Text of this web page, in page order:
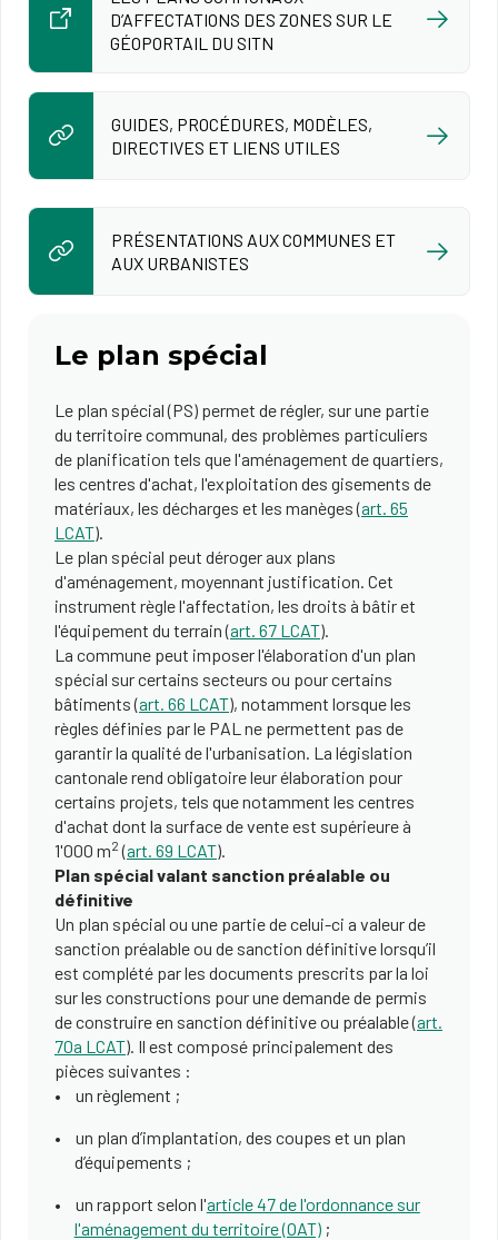
D’AFFECTATIONS DES ZONES SUR LE
GÉOPORTAIL DU SITN
GUIDES, PROCÉDURES, MODÈLES,
DIRECTIVES ET LIENS UTILES
PRÉSENTATIONS AUX COMMUNES ET
AUX URBANISTES
Le plan spécial
Le plan spécial (PS) permet de régler, sur une partie
du territoire communal, des problèmes particuliers
de planification tels que l'aménagement de quartiers,
les centres d'achat, l'exploitation des gisements de
matériaux, les décharges et les manèges (art. 65
LCAT).
Le plan spécial peut déroger aux plans
d'aménagement, moyennant justification. Cet
instrument règle l'affectation, les droits à bâtir et
l'équipement du terrain (art. 67 LCAT).
La commune peut imposer l'élaboration d'un plan
spécial sur certains secteurs ou pour certains
bâtiments (art. 66 LCAT), notamment lorsque les
règles définies par le PAL ne permettent pas de
garantir la qualité de l'urbanisation. La législation
cantonale rend obligatoire leur élaboration pour
certains projets, tels que notamment les centres
d'achat dont la surface de vente est supérieure à
1'000 m2 (art. 69 LCAT).
Plan spécial valant sanction préalable ou
définitive
Un plan spécial ou une partie de celui-ci a valeur de
sanction préalable ou de sanction définitive lorsqu’il
est complété par les documents prescrits par la loi
sur les constructions pour une demande de permis
de construire en sanction définitive ou préalable (art.
70a LCAT). Il est composé principalement des
pièces suivantes :
un règlement ;
un plan d’implantation, des coupes et un plan
d’équipements ;
un rapport selon l'article 47 de l'ordonnance sur
l'aménagement du territoire (OAT);